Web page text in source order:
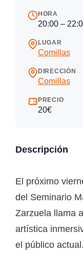
HORA
20:00 –
LUGAR
Comillas
DIRECCIÓN
Comillas
PRECIO
20€
Descripción
El próximo
del Seminario
Zarzuela llama
artística
el público